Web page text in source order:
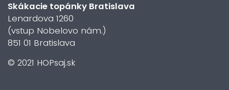
Skákacie topánky Bratislava
Lenardova 1260
(vstup Nobelovo nám.)
851 01 Bratislava
© 2021 HOPsaj.sk